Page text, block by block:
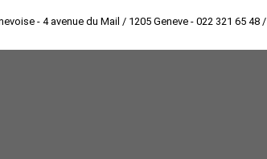
- 4 avenue du Mail / 1205 Geneve - 022 321 65 48 /